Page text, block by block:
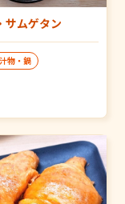
サムゲタン
物・鍋